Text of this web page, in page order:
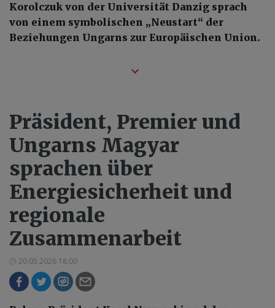
Korolczuk von der Universität Danzig sprach
von einem symbolischen „Neustart“ der
Beziehungen Ungarns zur Europäischen Union.
Präsident, Premier und
Ungarns Magyar
sprachen über
Energiesicherheit und
regionale
Zusammenarbeit
20.05.2026 18:00